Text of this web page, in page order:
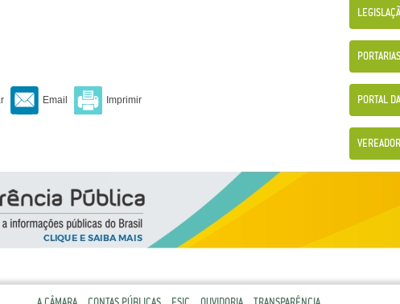
PORTARIAS
PORTAL